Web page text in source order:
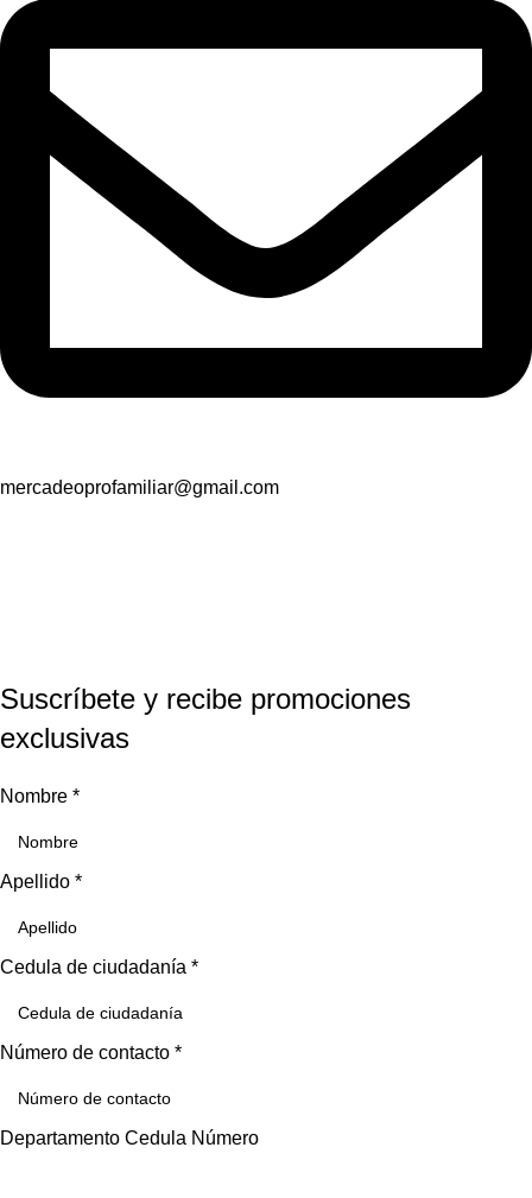
mercadeoprofamiliar@gmail.com
Suscríbete y recibe promociones
exclusivas
Nombre *
Apellido *
Cedula de ciudadanía *
Número de contacto *
Departamento Cedula Número